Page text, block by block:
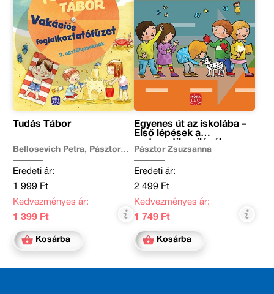
Tudás Tábor
Bellosevich Petra, Pásztor
Eredeti ár:
1 999 Ft
Kedvezményes ár:
1 399 Ft
Kosárba
Egyenes út az iskolába –
Első lépések a
Pásztor Zsuzsanna
Eredeti ár:
2 499 Ft
Kedvezményes ár:
1 749 Ft
Kosárba